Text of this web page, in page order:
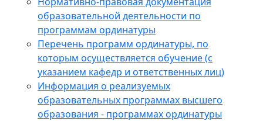
образовательной деятельности по
программам ординатуры
Перечень программ ординатуры, по
которым осуществляется обучение (с
указанием кафедр и ответственных лиц)
Информация о реализуемых
образовательных программах высшего
образования - программах ординатуры